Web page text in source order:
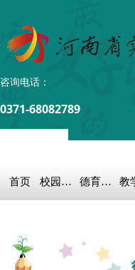
0371-68082789
咨询电话：
首页 校园概况 德育之窗